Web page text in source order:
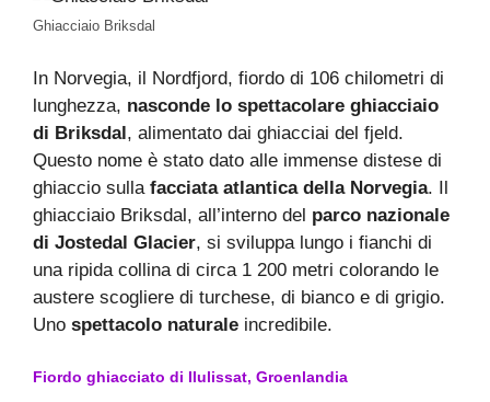
Ghiacciaio Briksdal
In Norvegia, il Nordfjord, fiordo di 106 chilometri di
lunghezza, nasconde lo spettacolare ghiacciaio
di Briksdal, alimentato dai ghiacciai del fjeld.
Questo nome è stato dato alle immense distese di
ghiaccio sulla facciata atlantica della Norvegia. Il
ghiacciaio Briksdal, all’interno del parco nazionale
di Jostedal Glacier, si sviluppa lungo i fianchi di
una ripida collina di circa 1 200 metri colorando le
austere scogliere di turchese, di bianco e di grigio.
Uno spettacolo naturale incredibile.
Fiordo ghiacciato di Ilulissat, Groenlandia